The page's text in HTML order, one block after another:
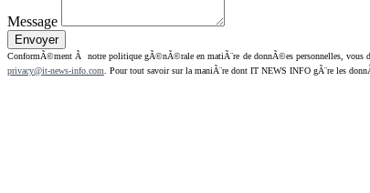
Message
ConformÃ©ment Ã notre politique gÃ©nÃ©rale en matiÃ¨re de donnÃ©es personnelles, vous
privacy@it-news-info.com . Pour tout savoir sur la maniÃ¨re dont IT NEWS INFO gÃ¨re les